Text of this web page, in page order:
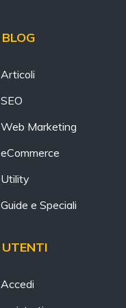
BLOG
Articoli
SEO
Web Marketing
eCommerce
Utility
Guide e Speciali
UTENTI
Accedi